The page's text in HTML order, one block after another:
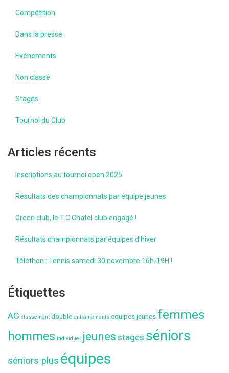
Compétition
Dans la presse
Evénements
Non classé
Stages
Tournoi du Club
Articles récents
Inscriptions au tournoi open 2025
Résultats des championnats par équipe jeunes
Green club, le T.C Chatel club engagé !
Résultats championnats par équipes d’hiver
Téléthon : Tennis samedi 30 novembre 16h-19H !
Étiquettes
AG classement double entrainements equipes jeunes femmes
hommes individuel jeunes stages séniors
séniors plus équipes